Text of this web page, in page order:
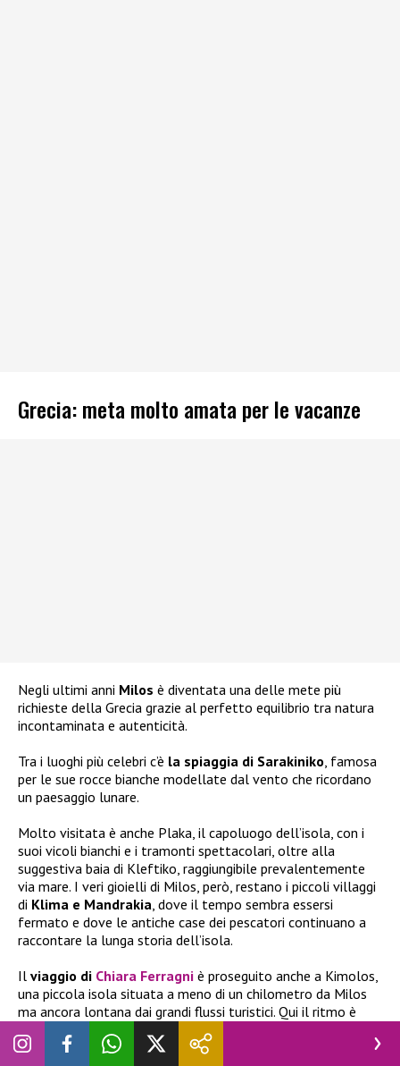
Grecia: meta molto amata per le vacanze
Negli ultimi anni Milos è diventata una delle mete più
richieste della Grecia grazie al perfetto equilibrio tra natura
incontaminata e autenticità.
Tra i luoghi più celebri c’è la spiaggia di Sarakiniko , famosa
per le sue rocce bianche modellate dal vento che ricordano
un paesaggio lunare.
Molto visitata è anche Plaka, il capoluogo dell’isola, con i
suoi vicoli bianchi e i tramonti spettacolari, oltre alla
suggestiva baia di Kleftiko, raggiungibile prevalentemente
via mare. I veri gioielli di Milos, però, restano i piccoli villaggi
di Klima e Mandrakia , dove il tempo sembra essersi
fermato e dove le antiche case dei pescatori continuano a
raccontare la lunga storia dell’isola.
Il viaggio di Chiara Ferragni è proseguito anche a Kimolos,
una piccola isola situata a meno di un chilometro da Milos
ma ancora lontana dai grandi flussi turistici. Qui il ritmo è
decisamente più tranquillo e il paesaggio conserva
un’atmosfera autentica. Tra le attrazioni più apprezzate ci